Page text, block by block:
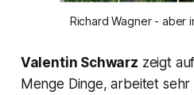
Richard Wagner - aber
Valentin Schwarz zeigt
Menge Dinge, arbeitet